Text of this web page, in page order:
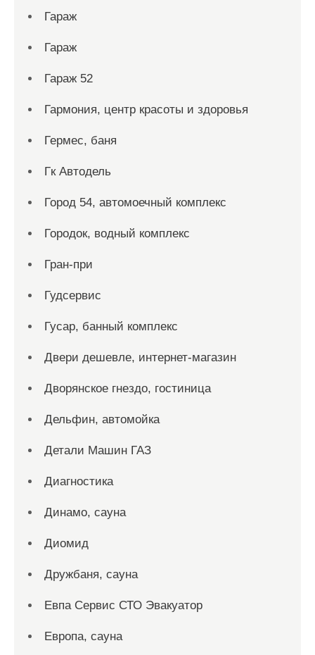
Гараж
Гараж
Гараж 52
Гармония, центр красоты и здоровья
Гермес, баня
Гк Автодель
Город 54, автомоечный комплекс
Городок, водный комплекс
Гран-при
Гудсервис
Гусар, банный комплекс
Двери дешевле, интернет-магазин
Дворянское гнездо, гостиница
Дельфин, автомойка
Детали Машин ГАЗ
Диагностика
Динамо, сауна
Диомид
Дружбаня, сауна
Евпа Сервис СТО Эвакуатор
Европа, сауна